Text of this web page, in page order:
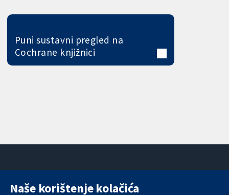
Puni sustavni pregled na
Cochrane knjižnici
11-13 Cavendish
Naše korištenje kolačića